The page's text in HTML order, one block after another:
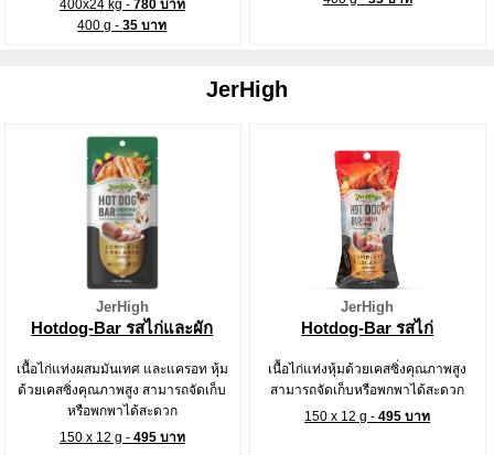
400x24 kg - 780 บาท
400 g -35 บาท
JerHigh
JerHigh
Hotdog-Bar รสไก่และผัก
เนื้อไก่แท่งผสมมันเทศ และแครอท หุ้ม
ด้วยเคสซิ่งคุณภาพสูง สามารถจัดเก็บ
หรือพกพาได้สะดวก
150 x 12 g - 495 บาท
JerHigh
Hotdog-Bar รสไก่
เนื้อไก่แท่งหุ้มด้วยเคสซิ่งคุณภาพสูง
สามารถจัดเก็บหรือพกพาได้สะดวก
150 x 12 g -495 บาท